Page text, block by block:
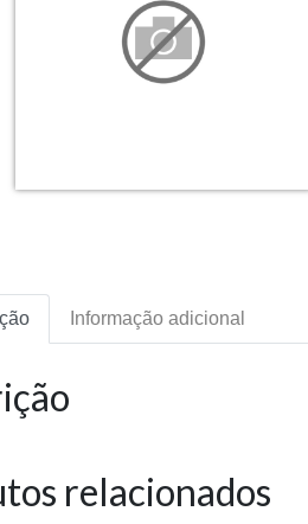
Informação adicional
relacionados